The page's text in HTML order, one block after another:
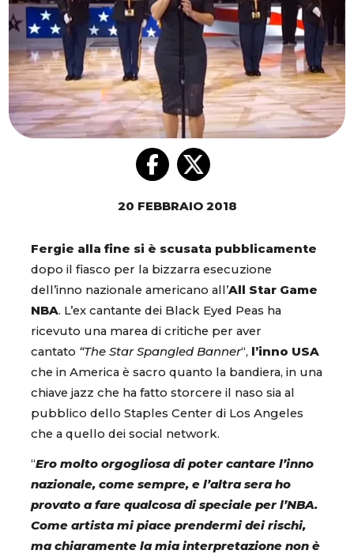
20 FEBBRAIO 2018
Fergie alla fine si è scusata pubblicamente
dopo il fiasco per la bizzarra esecuzione
dell’inno nazionale americano all’All Star Game
NBA. L’ex cantante dei Black Eyed Peas ha
ricevuto una marea di critiche per aver
cantato “The Star Spangled Banner“,
l’inno USA
che in America è sacro quanto la bandiera, in una
chiave jazz che ha fatto storcere il naso sia al
pubblico dello Staples Center di Los Angeles
che a quello dei social network.
“Ero molto orgogliosa di poter cantare l’inno
nazionale, come sempre, e l’altra sera ho
provato a fare qualcosa di speciale per l’NBA.
Come artista mi piace prendermi dei rischi,
ma chiaramente la mia interpretazione non è